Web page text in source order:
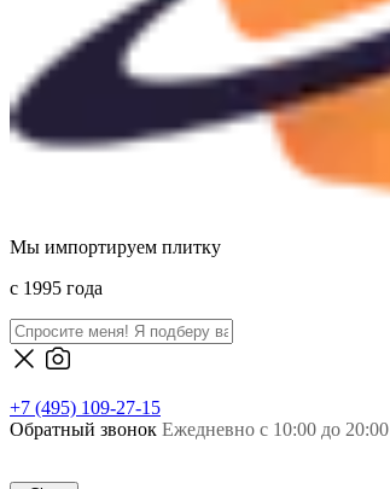
Мы импортируем плитку
c 1995 года
+7 (495) 109-27-15
Обратный звонок Ежедневно с 10:00 до 20:00